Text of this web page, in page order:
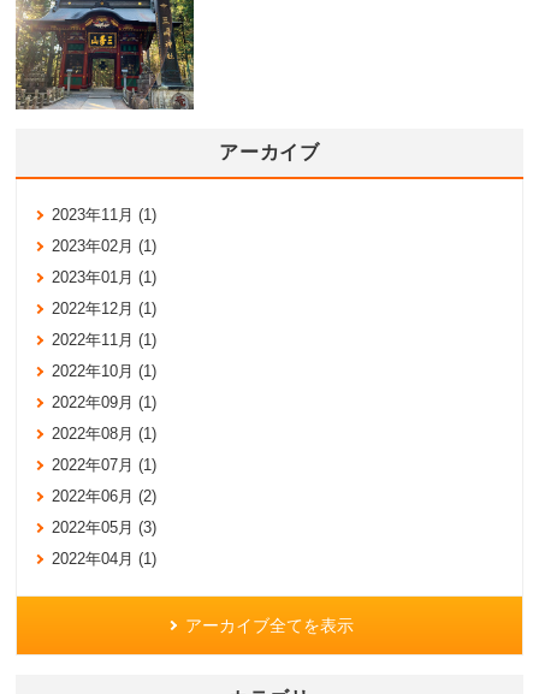
アーカイブ
2023年11月 (1)
2023年02月 (1)
2023年01月 (1)
2022年12月 (1)
2022年11月 (1)
2022年10月 (1)
2022年09月 (1)
2022年08月 (1)
2022年07月 (1)
2022年06月 (2)
2022年05月 (3)
2022年04月 (1)
アーカイブ全てを表示